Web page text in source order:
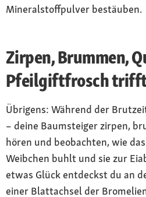
Mineralstoffpulver bestäuben.
Zirpen, Brummen,
Pfeilgiftfrosch trifft
Übrigens: Während der
– deine Baumsteiger zirpen,
hören und beobachten, wie
Weibchen buhlt und sie zur
etwas Glück entdeckst du an
einer Blattachsel der